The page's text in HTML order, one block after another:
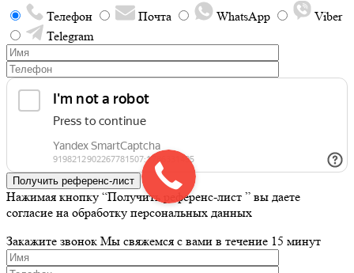
Телефон
Почта WhatsApp
Viber
Telegram
Получить референс-лист
Нажимая кнопку “Получить референс-лист ” вы даете
согласие на обработку персональных данных
Закажите звонок Мы свяжемся с вами в течение 15 минут